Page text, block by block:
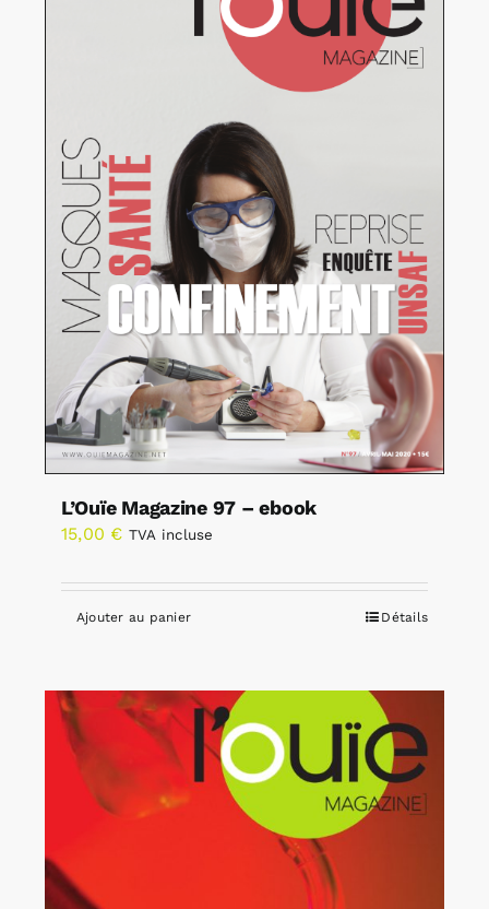
L’Ouïe Magazine 97 – ebook
15,00 € TVA incluse
Ajouter au panier Détails